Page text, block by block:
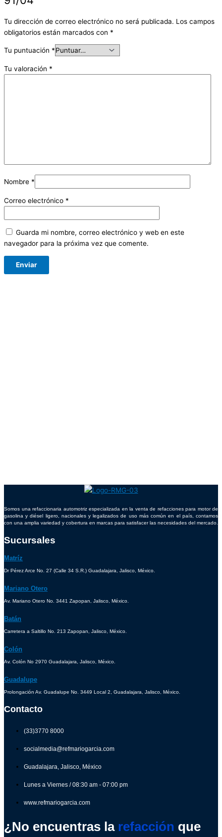
Tu dirección de correo electrónico no será publicada. Los campos
obligatorios están marcados con *
Tu puntuación *
Tu valoración *
Nombre *
Correo electrónico *
Guarda mi nombre, correo electrónico y web en este
navegador para la próxima vez que comente.
Somos una refaccionaria automotriz especializada en la venta de refacciones para motor de
gasolina y diésel ligero, nacionales y legalizados de uso más común en el país, contamos
con una amplia variedad y cobertura en marcas para satisfacer las necesidades del mercado.
Sucursales
Matríz
Dr Pérez Arce No. 27 (Calle 34 S.R.) Guadalajara, Jalisco, México.
Mariano Otero
Av. Mariano Otero No. 3441 Zapopan, Jalisco, México.
Batán
Carretera a Saltillo No. 213 Zapopan, Jalisco, México.
Colón
Av. Colón No 2970 Guadalajara, Jalisco, México.
Guadalupe
Prolongación Av. Guadalupe No. 3449 Local 2, Guadalajara, Jalisco, México.
Contacto
(33)3770 8000
socialmedia@refmariogarcia.com
Guadalajara, Jalisco, México
Lunes a Viernes / 08:30 am - 07:00 pm
www.refmariogarcia.com
¿No encuentras la refacción que